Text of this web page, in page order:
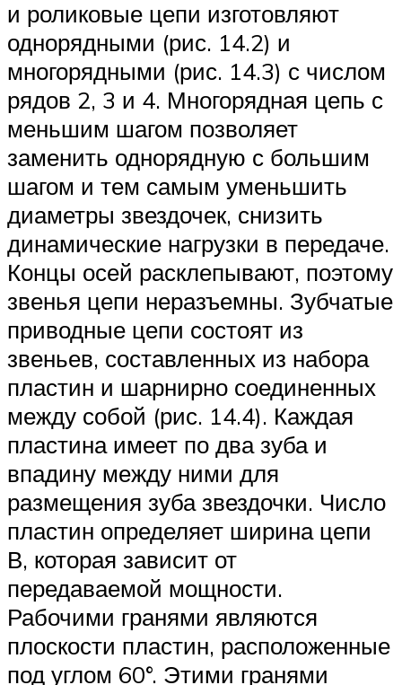
и роликовые цепи изготовляют
однорядными (рис. 14.2) и
многорядными (рис. 14.3) с числом
рядов 2, 3 и 4. Многорядная цепь с
меньшим шагом позволяет
заменить однорядную с большим
шагом и тем самым уменьшить
диаметры звездочек, снизить
динамические нагрузки в передаче.
Концы осей расклепывают, поэтому
звенья цепи неразъемны. Зубчатые
приводные цепи состоят из
звеньев, составленных из набора
пластин и шарнирно соединенных
между собой (рис. 14.4). Каждая
пластина имеет по два зуба и
впадину между ними для
размещения зуба звездочки. Число
пластин определяет ширина цепи
В, которая зависит от
передаваемой мощности.
Рабочими гранями являются
плоскости пластин, расположенные
под углом 60°. Этими гранями